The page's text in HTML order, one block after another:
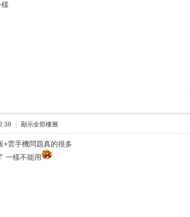
顯示全部樓層
+雲手機問題真的很多
一樣不能用